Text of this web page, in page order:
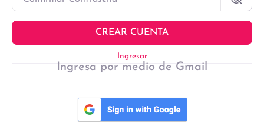
CREAR CUENTA
Ingresar
Ingresa por medio de Gmail